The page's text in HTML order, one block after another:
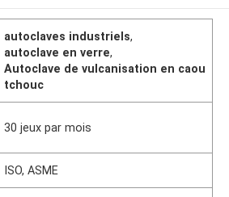
autoclaves industriels,
autoclave en verre,
Autoclave de vulcanisation en caou
tchouc
30 jeux par mois
ISO, ASME